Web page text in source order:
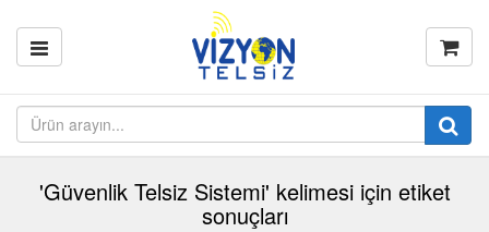
'Güvenlik Telsiz Sistemi' kelimesi için etiket
sonuçları